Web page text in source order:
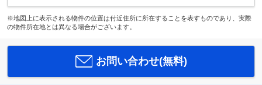
※地図上に表示される物件の位置は付近住所に所在することを表すものであり、実際
の物件所在地とは異なる場合がございます。
お問い合わせ(無料)